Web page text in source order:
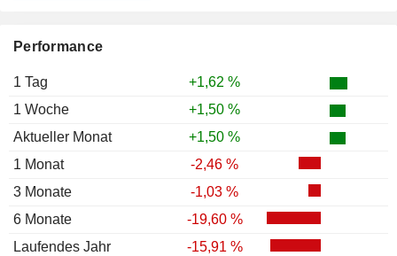
Performance
1 Tag
+1,62 %
1 Woche
+1,50 %
Aktueller Monat
+1,50 %
1 Monat
-2,46 %
3 Monate
-1,03 %
6 Monate
-19,60 %
Laufendes Jahr
-15,91 %